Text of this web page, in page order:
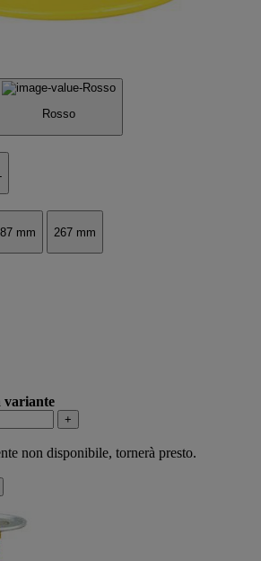
Rosso
mm 267 mm
variante
+
non disponibile, tornerà presto.